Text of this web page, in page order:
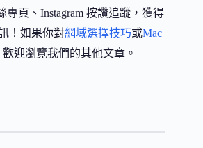
專頁、Instagram 按讚追蹤，獲得
！如果你對網域選擇技巧或Mac
迎瀏覽我們的其他文章。